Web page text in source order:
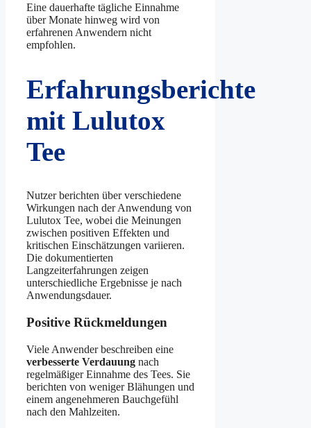
Eine dauerhafte tägliche Einnahme
über Monate hinweg wird von
erfahrenen Anwendern nicht
empfohlen.
Erfahrungsberichte
mit Lulutox
Tee
Nutzer berichten über verschiedene
Wirkungen nach der Anwendung von
Lulutox Tee, wobei die Meinungen
zwischen positiven Effekten und
kritischen Einschätzungen variieren.
Die dokumentierten
Langzeiterfahrungen zeigen
unterschiedliche Ergebnisse je nach
Anwendungsdauer.
Positive Rückmeldungen
Viele Anwender beschreiben eine
verbesserte Verdauung nach
regelmäßiger Einnahme des Tees. Sie
berichten von weniger Blähungen und
einem angenehmeren Bauchgefühl
nach den Mahlzeiten.